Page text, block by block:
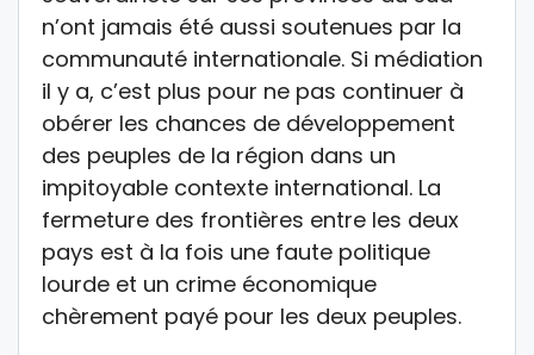
n’ont jamais été aussi soutenues par la
communauté internationale. Si médiation
il y a, c’est plus pour ne pas continuer à
obérer les chances de développement
des peuples de la région dans un
impitoyable contexte international. La
fermeture des frontières entre les deux
pays est à la fois une faute politique
lourde et un crime économique
chèrement payé pour les deux peuples.